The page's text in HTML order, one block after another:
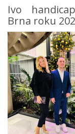
Ivo
Brna roku